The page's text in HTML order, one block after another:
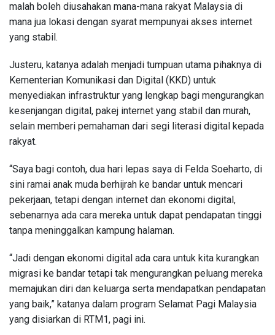
malah boleh diusahakan mana-mana rakyat Malaysia di
mana jua lokasi dengan syarat mempunyai akses internet
yang stabil.
Justeru, katanya adalah menjadi tumpuan utama pihaknya di
Kementerian Komunikasi dan Digital (KKD) untuk
menyediakan infrastruktur yang lengkap bagi mengurangkan
kesenjangan digital, pakej internet yang stabil dan murah,
selain memberi pemahaman dari segi literasi digital kepada
rakyat.
“Saya bagi contoh, dua hari lepas saya di Felda Soeharto, di
sini ramai anak muda berhijrah ke bandar untuk mencari
pekerjaan, tetapi dengan internet dan ekonomi digital,
sebenarnya ada cara mereka untuk dapat pendapatan tinggi
tanpa meninggalkan kampung halaman.
“Jadi dengan ekonomi digital ada cara untuk kita kurangkan
migrasi ke bandar tetapi tak mengurangkan peluang mereka
memajukan diri dan keluarga serta mendapatkan pendapatan
yang baik,” katanya dalam program Selamat Pagi Malaysia
yang disiarkan di RTM1, pagi ini.